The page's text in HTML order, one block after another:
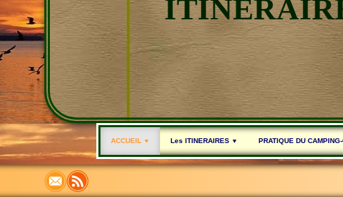
ACCUEIL ▼ Les ITINERAIRES ▼ PRATIQUE DU